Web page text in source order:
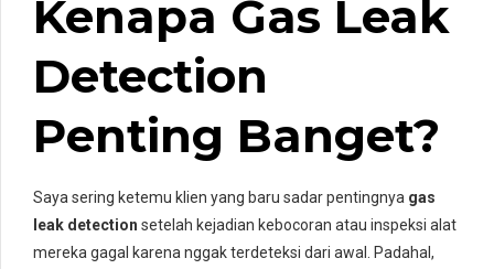
Kenapa Gas Leak
Detection
Penting Banget?
Saya sering ketemu klien yang baru sadar pentingnya gas
leak detection setelah kejadian kebocoran atau inspeksi alat
mereka gagal karena nggak terdeteksi dari awal. Padahal,